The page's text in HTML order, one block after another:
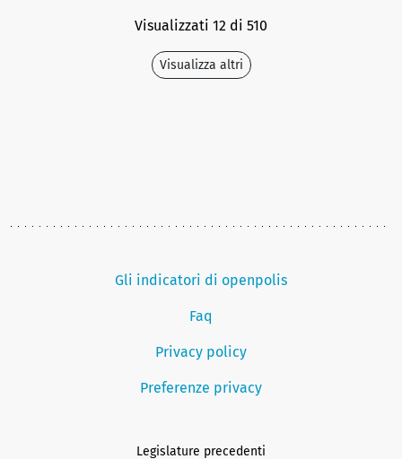
Visualizzati 12 di 510
Visualizza altri
Gli indicatori di openpolis
Faq
Privacy policy
Preferenze privacy
Legislature precedenti